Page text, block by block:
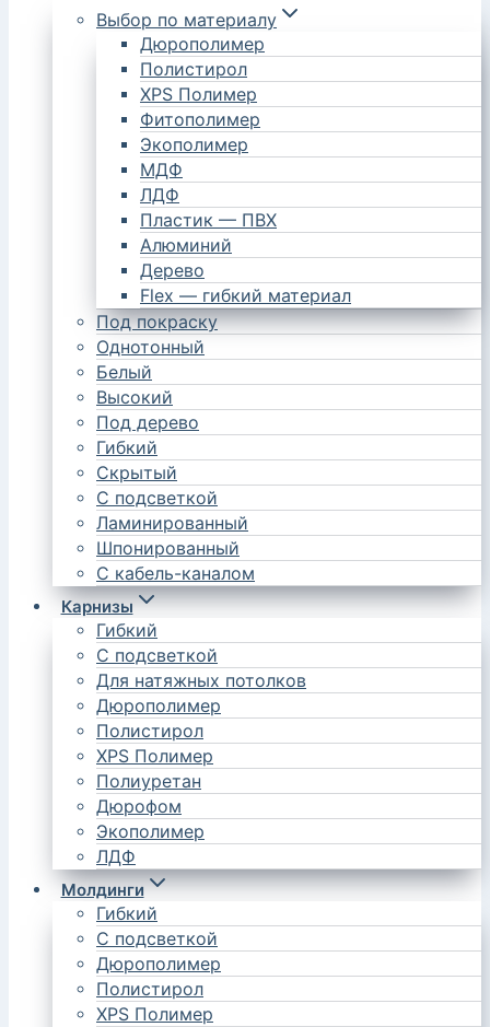
Выбор по материалу
Дюрополимер
Полистирол
XPS Полимер
Фитополимер
Экополимер
МДФ
ЛДФ
Пластик — ПВХ
Алюминий
Дерево
Flex — гибкий материал
Под покраску
Однотонный
Белый
Высокий
Под дерево
Гибкий
Скрытый
С подсветкой
Ламинированный
Шпонированный
С кабель-каналом
Карнизы
Гибкий
С подсветкой
Для натяжных потолков
Дюрополимер
Полистирол
XPS Полимер
Полиуретан
Дюрофом
Экополимер
ЛДФ
Молдинги
Гибкий
С подсветкой
Дюрополимер
Полистирол
XPS Полимер